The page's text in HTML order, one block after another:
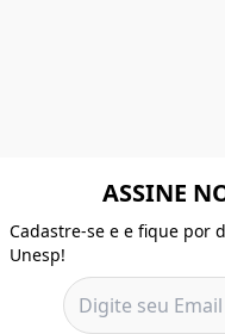
ASSINE
Cadastre-se e e fique por
Unesp!